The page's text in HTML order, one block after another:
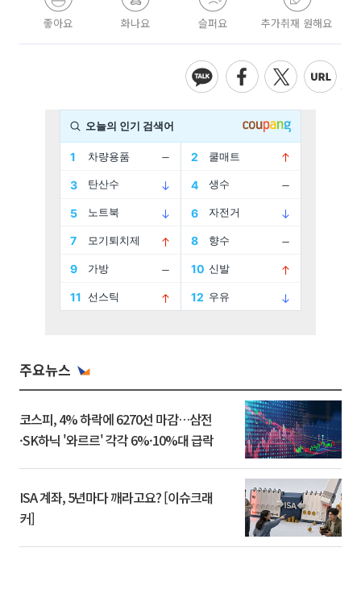
좋아요 화나요 슬퍼요 추가취재 원해요
주요뉴스
코스피, 4% 하락에 6270선 마감…삼전
·SK하닉 '와르르' 각각 6%·10%대 급락
ISA 계좌, 5년마다 깨라고요? [이슈크래
커]